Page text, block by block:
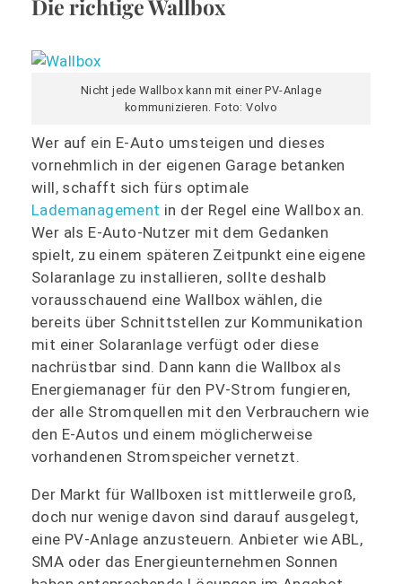
Die richtige Wallbox
Nicht jede Wallbox kann mit einer PV-Anlage
kommunizieren. Foto: Volvo
Wer auf ein E-Auto umsteigen und dieses
vornehmlich in der eigenen Garage betanken
will, schafft sich fürs optimale
Lademanagement in der Regel eine Wallbox an.
Wer als E-Auto-Nutzer mit dem Gedanken
spielt, zu einem späteren Zeitpunkt eine eigene
Solaranlage zu installieren, sollte deshalb
vorausschauend eine Wallbox wählen, die
bereits über Schnittstellen zur Kommunikation
mit einer Solaranlage verfügt oder diese
nachrüstbar sind. Dann kann die Wallbox als
Energiemanager für den PV-Strom fungieren,
der alle Stromquellen mit den Verbrauchern wie
den E-Autos und einem möglicherweise
vorhandenen Stromspeicher vernetzt.
Der Markt für Wallboxen ist mittlerweile groß,
doch nur wenige davon sind darauf ausgelegt,
eine PV-Anlage anzusteuern. Anbieter wie ABL,
SMA oder das Energieunternehmen Sonnen